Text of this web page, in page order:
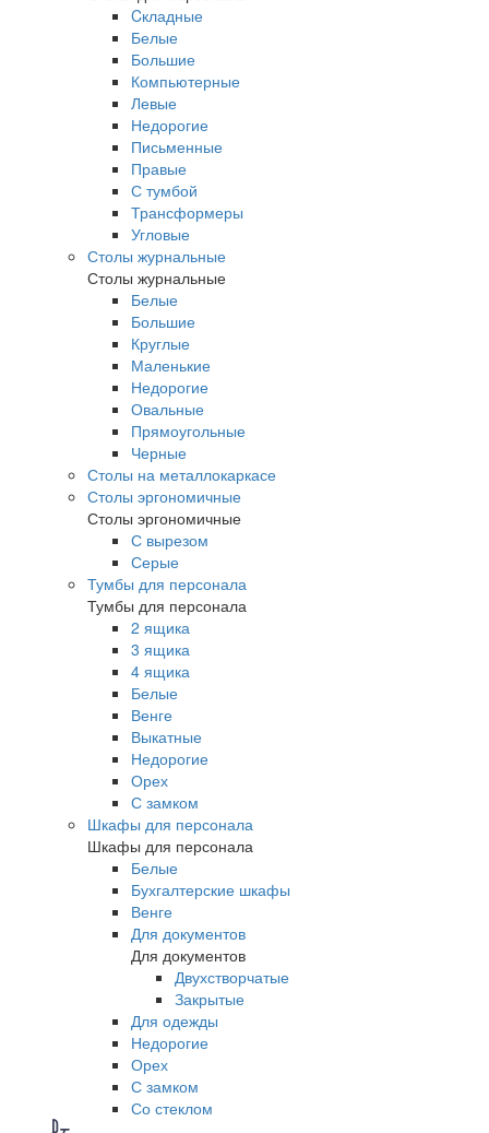
Cкладные
Белые
Большие
Компьютерные
Левые
Недорогие
Письменные
Правые
С тумбой
Трансформеры
Угловые
Столы журнальные
Столы журнальные
Белые
Большие
Круглые
Маленькие
Недорогие
Овальные
Прямоугольные
Черные
Столы на металлокаркасе
Столы эргономичные
Столы эргономичные
С вырезом
Серые
Тумбы для персонала
Тумбы для персонала
2 ящика
3 ящика
4 ящика
Белые
Венге
Выкатные
Недорогие
Орех
С замком
Шкафы для персонала
Шкафы для персонала
Белые
Бухгалтерские шкафы
Венге
Для документов
Для документов
Двухстворчатые
Закрытые
Для одежды
Недорогие
Орех
С замком
Со стеклом